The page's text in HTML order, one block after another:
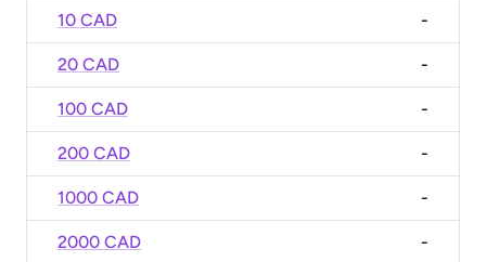
10 CAD -
20 CAD -
100 CAD -
200 CAD -
1000 CAD -
2000 CAD -